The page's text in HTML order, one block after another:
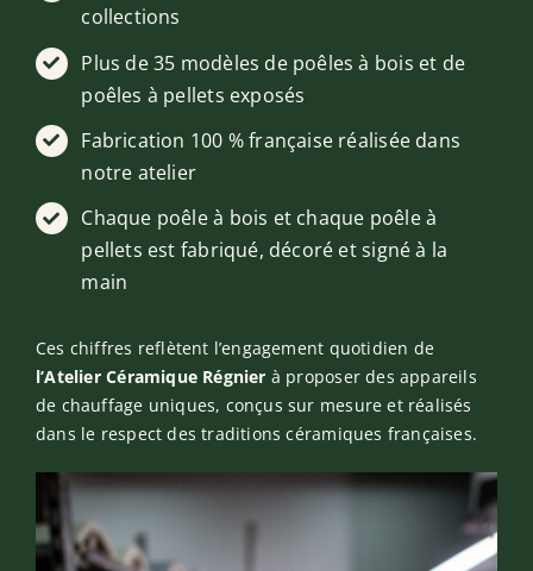
collections
Plus de 35 modèles de poêles à bois et de
poêles à pellets exposés
Fabrication 100 % française réalisée dans
notre atelier
Chaque poêle à bois et chaque poêle à
pellets est fabriqué, décoré et signé à la
main
Ces chiffres reflètent l’engagement quotidien de
l’Atelier Céramique Régnier à proposer des appareils
de chauffage uniques, conçus sur mesure et réalisés
dans le respect des traditions céramiques françaises.